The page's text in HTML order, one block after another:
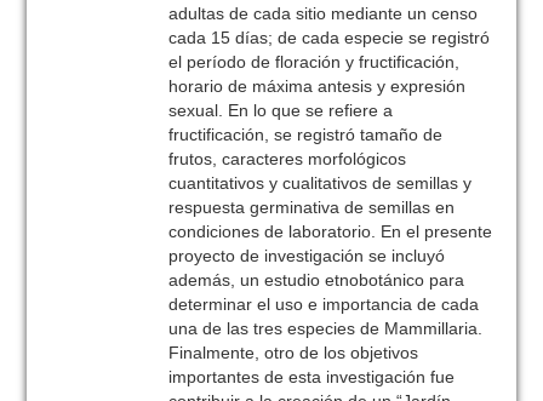
adultas de cada sitio mediante un censo
cada 15 días; de cada especie se registró
el período de floración y fructificación,
horario de máxima antesis y expresión
sexual. En lo que se refiere a
fructificación, se registró tamaño de
frutos, caracteres morfológicos
cuantitativos y cualitativos de semillas y
respuesta germinativa de semillas en
condiciones de laboratorio. En el presente
proyecto de investigación se incluyó
además, un estudio etnobotánico para
determinar el uso e importancia de cada
una de las tres especies de Mammillaria.
Finalmente, otro de los objetivos
importantes de esta investigación fue